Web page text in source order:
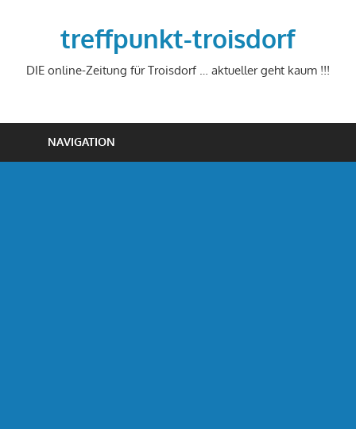
treffpunkt-troisdorf
DIE online-Zeitung für Troisdorf … aktueller geht kaum !!!
NAVIGATION